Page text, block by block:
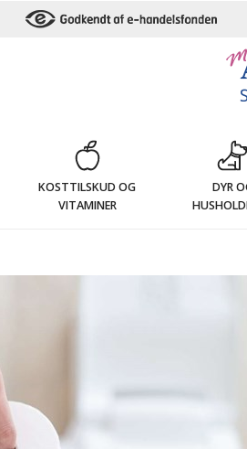
KOSTTILSKUD OG
VITAMINER
DYR